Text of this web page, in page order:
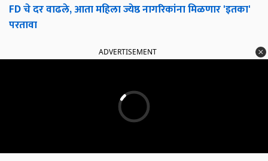
FD चे दर वाढले, आता महिला ज्येष्ठ नागरिकांना मिळणार 'इतका'
परतावा
ADVERTISEMENT